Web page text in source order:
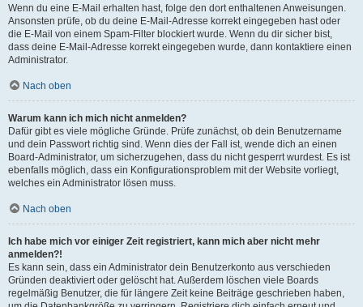
Wenn du eine E-Mail erhalten hast, folge den dort enthaltenen Anweisungen.
Ansonsten prüfe, ob du deine E-Mail-Adresse korrekt eingegeben hast oder
die E-Mail von einem Spam-Filter blockiert wurde. Wenn du dir sicher bist,
dass deine E-Mail-Adresse korrekt eingegeben wurde, dann kontaktiere einen
Administrator.
Nach oben
Warum kann ich mich nicht anmelden?
Dafür gibt es viele mögliche Gründe. Prüfe zunächst, ob dein Benutzername
und dein Passwort richtig sind. Wenn dies der Fall ist, wende dich an einen
Board-Administrator, um sicherzugehen, dass du nicht gesperrt wurdest. Es ist
ebenfalls möglich, dass ein Konfigurationsproblem mit der Website vorliegt,
welches ein Administrator lösen muss.
Nach oben
Ich habe mich vor einiger Zeit registriert, kann mich aber nicht mehr
anmelden?!
Es kann sein, dass ein Administrator dein Benutzerkonto aus verschieden
Gründen deaktiviert oder gelöscht hat. Außerdem löschen viele Boards
regelmäßig Benutzer, die für längere Zeit keine Beiträge geschrieben haben,